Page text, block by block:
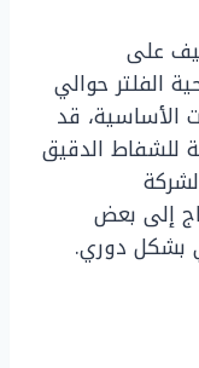
على
الفلتر حوالي
الأساسية، قد
للشفاط الدقيق
إلى بعض
بشكل دوري.